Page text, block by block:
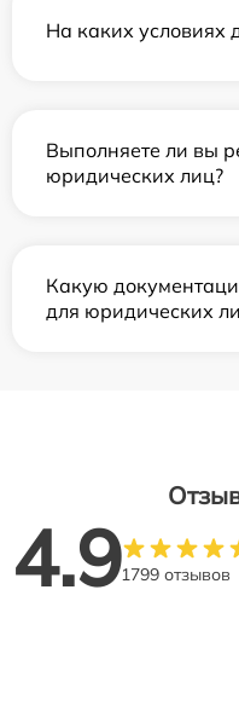
На каких условиях
Выполняете ли вы
юридических лиц?
Какую
для юридических
4.91799 отзывов